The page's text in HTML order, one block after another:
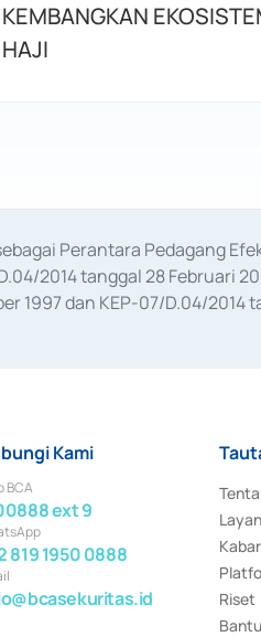
KEMBANGKAN
HAJI
Perantara Pedagang
2014 tanggal 28
1997 dan KEP-07/D.04/
Kami
BCA
ext 9
819 1950 0888
Riset